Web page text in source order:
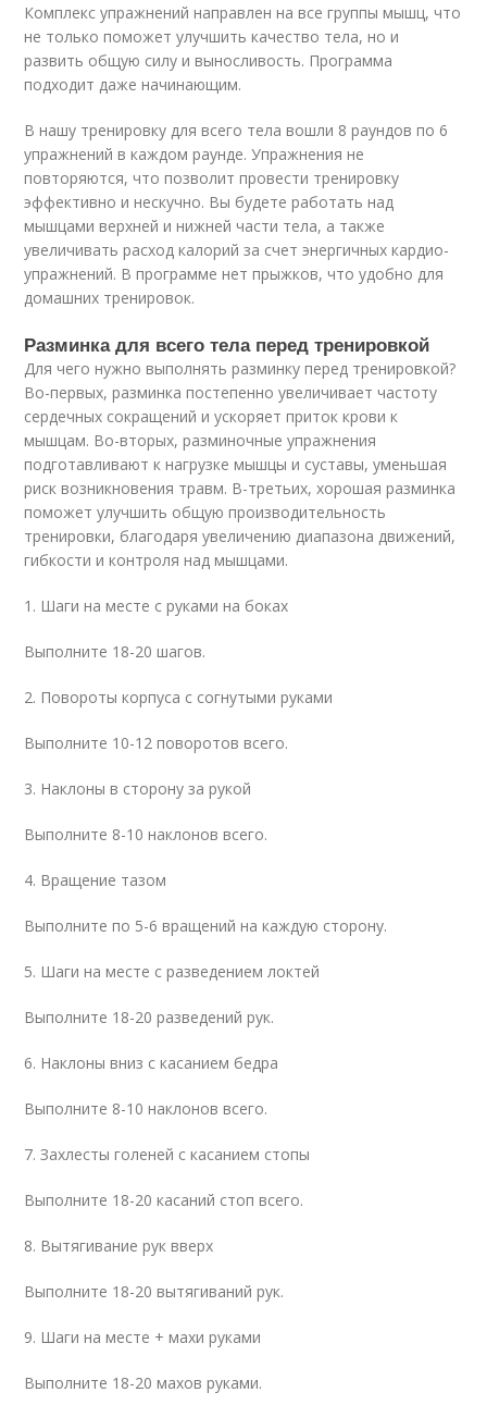
Комплекс упражнений направлен на все группы мышц, что
не только поможет улучшить качество тела, но и
развить общую силу и выносливость. Программа
подходит даже начинающим.
В нашу тренировку для всего тела вошли 8 раундов по 6
упражнений в каждом раунде. Упражнения не
повторяются, что позволит провести тренировку
эффективно и нескучно. Вы будете работать над
мышцами верхней и нижней части тела, а также
увеличивать расход калорий за счет энергичных кардио-
упражнений. В программе нет прыжков, что удобно для
домашних тренировок.
Разминка для всего тела перед тренировкой
Для чего нужно выполнять разминку перед тренировкой?
Во-первых, разминка постепенно увеличивает частоту
сердечных сокращений и ускоряет приток крови к
мышцам. Во-вторых, разминочные упражнения
подготавливают к нагрузке мышцы и суставы, уменьшая
риск возникновения травм. В-третьих, хорошая разминка
поможет улучшить общую производительность
тренировки, благодаря увеличению диапазона движений,
гибкости и контроля над мышцами.
1. Шаги на месте с руками на боках
Выполните 18-20 шагов.
2. Повороты корпуса с согнутыми руками
Выполните 10-12 поворотов всего.
3. Наклоны в сторону за рукой
Выполните 8-10 наклонов всего.
4. Вращение тазом
Выполните по 5-6 вращений на каждую сторону.
5. Шаги на месте с разведением локтей
Выполните 18-20 разведений рук.
6. Наклоны вниз с касанием бедра
Выполните 8-10 наклонов всего.
7. Захлесты голеней с касанием стопы
Выполните 18-20 касаний стоп всего.
8. Вытягивание рук вверх
Выполните 18-20 вытягиваний рук.
9. Шаги на месте + махи руками
Выполните 18-20 махов руками.